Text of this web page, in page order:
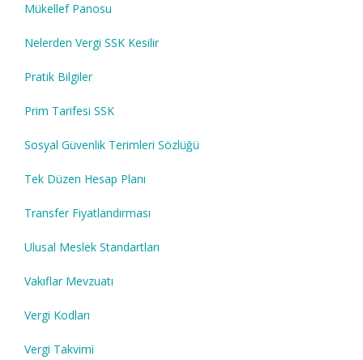
Mükellef Panosu
Nelerden Vergi SSK Kesilir
Pratik Bilgiler
Prim Tarifesi SSK
Sosyal Güvenlik Terimleri Sözlüğü
Tek Düzen Hesap Planı
Transfer Fiyatlandırması
Ulusal Meslek Standartları
Vakıflar Mevzuatı
Vergi Kodları
Vergi Takvimi